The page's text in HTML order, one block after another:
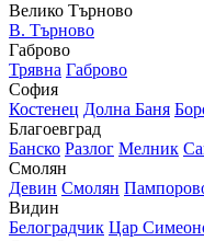
Велико Търново
В. Търново
Габрово
Трявна Габрово
София
Костенец Долна Баня
Благоевград
Банско Разлог Мелник
Смолян
Девин Смолян
Видин
Белоградчик Цар